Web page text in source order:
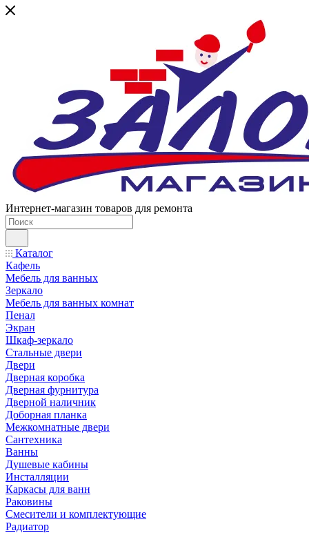
Интернет-магазин товаров для ремонта
Каталог
Кафель
Мебель для ванных
Зеркало
Мебель для ванных комнат
Пенал
Экран
Шкаф-зеркало
Стальные двери
Двери
Дверная коробка
Дверная фурнитура
Дверной наличник
Доборная планка
Межкомнатные двери
Сантехника
Ванны
Душевые кабины
Инсталляции
Каркасы для ванн
Раковины
Смесители и комплектующие
Радиатор